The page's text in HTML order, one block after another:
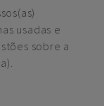
usadas e
sobre a